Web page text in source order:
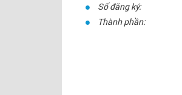
Số đăng ký:
Thành phần: